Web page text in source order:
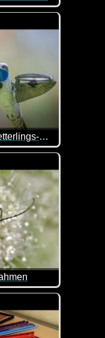
wie sich Dinge im
Ein wunderschöner Schmetterlings-Schwarm
dieses geniale
ihre Freunde.